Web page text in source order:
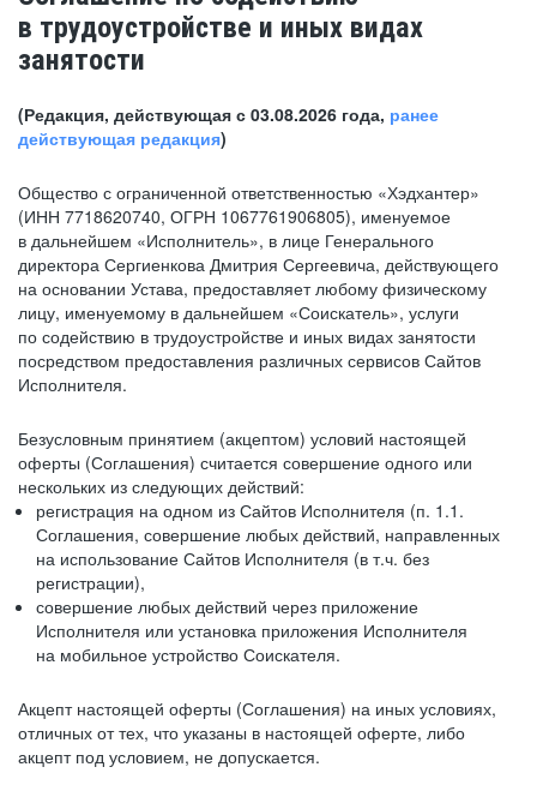
в трудоустройстве и иных видах
занятости
(Редакция, действующая с 03.08.2026 года, ранее
действующая редакция)
Общество с ограниченной ответственностью «Хэдхантер»
(ИНН 7718620740, ОГРН 1067761906805), именуемое
в дальнейшем «Исполнитель», в лице Генерального
директора Сергиенкова Дмитрия Сергеевича, действующего
на основании Устава, предоставляет любому физическому
лицу, именуемому в дальнейшем «Соискатель», услуги
по содействию в трудоустройстве и иных видах занятости
посредством предоставления различных сервисов Сайтов
Исполнителя.
Безусловным принятием (акцептом) условий настоящей
оферты (Соглашения) считается совершение одного или
нескольких из следующих действий:
регистрация на одном из Сайтов Исполнителя (п. 1.1.
Соглашения, совершение любых действий, направленных
на использование Сайтов Исполнителя (в т.ч. без
регистрации),
совершение любых действий через приложение
Исполнителя или установка приложения Исполнителя
на мобильное устройство Соискателя.
Акцепт настоящей оферты (Соглашения) на иных условиях,
отличных от тех, что указаны в настоящей оферте, либо
акцепт под условием, не допускается.